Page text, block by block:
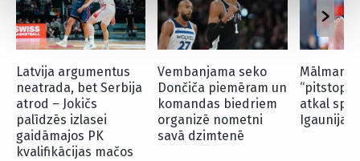
Latvija argumentus
neatrada, bet Serbija
atrod – Jokičs
palīdzēs izlasei
gaidāmajos PK
kvalifikācijas mačos
Vembanjama seko
Dončiča piemēram un
komandas biedriem
organizē nometni
savā dzimtenē
Mālmanis
atkal
Igaunijas